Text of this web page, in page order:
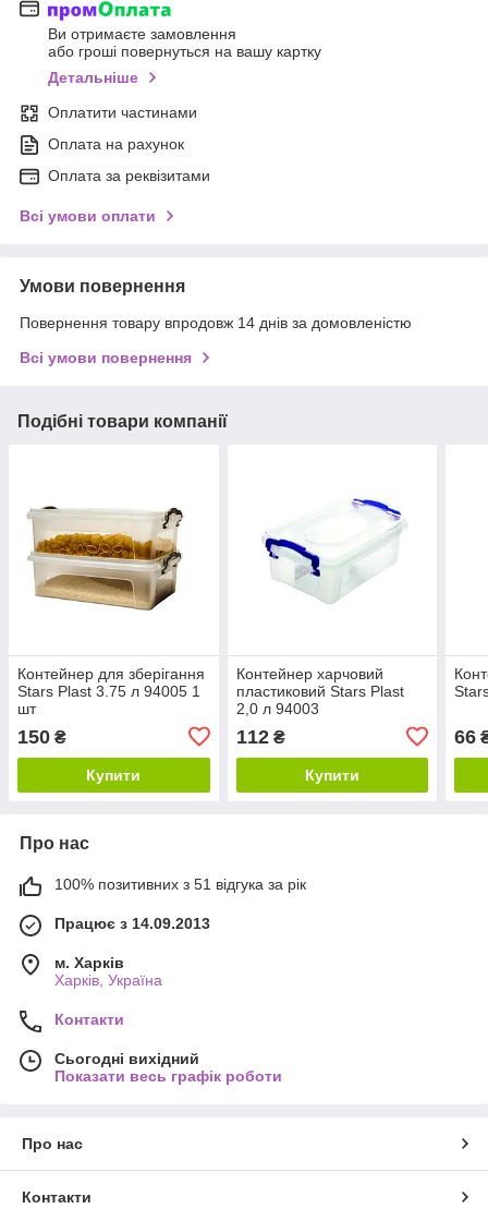
Ви отримаєте замовлення
або гроші повернуться на вашу картку
Детальніше
Оплатити частинами
Оплата на рахунок
Оплата за реквізитами
Всі умови оплати
Умови повернення
Повернення товару впродовж 14 днів за домовленістю
Всі умови повернення
Подібні товари компанії
Контейнер для зберігання
Stars Plast 3.75 л 94005 1
шт
150 ₴
Купити
Контейнер харчовий
пластиковий Stars Plast
2,0 л 94003
112₴
Купити
66
Про нас
100% позитивних з 51 відгука за рік
Працює з 14.09.2013
м. Харків
Харків, Україна
Контакти
Сьогодні вихідний
Показати весь графік роботи
Про нас
Контакти